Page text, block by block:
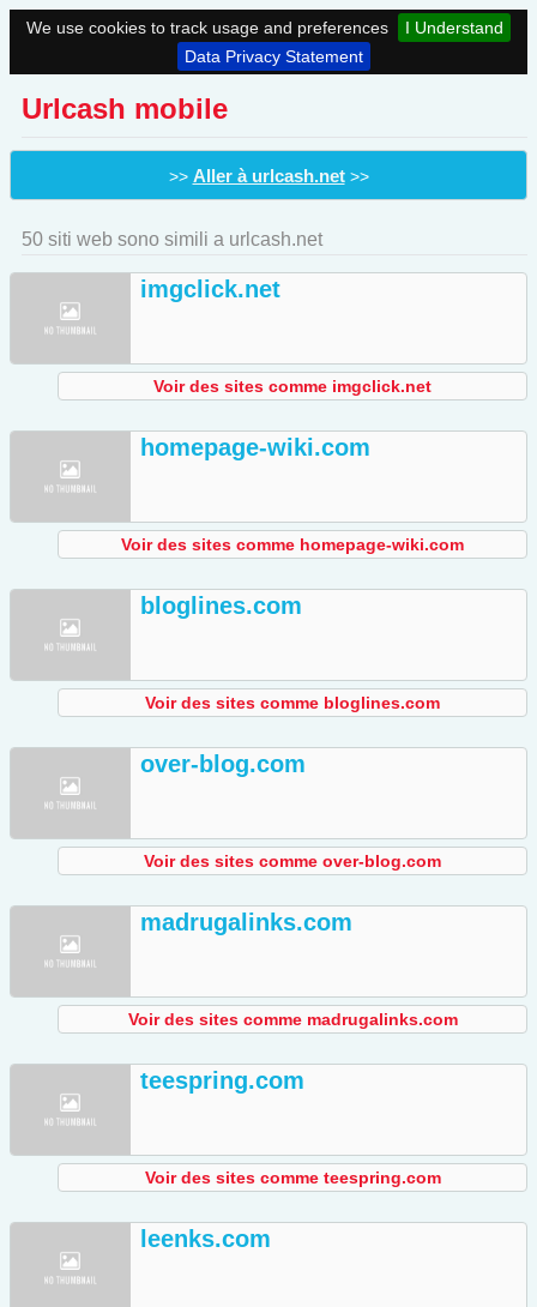
We use cookies to track usage and preferences
I Understand
Data Privacy Statement
Urlcash mobile
>> Aller à urlcash.net>>
50 siti web sono simili a urlcash.net
imgclick.net
Voir des sites comme imgclick.net
homepage-wiki.com
Voir des sites comme homepage-wiki.com
bloglines.com
Voir des sites comme bloglines.com
over-blog.com
Voir des sites comme over-blog.com
madrugalinks.com
Voir des sites comme madrugalinks.com
teespring.com
Voir des sites comme teespring.com
leenks.com